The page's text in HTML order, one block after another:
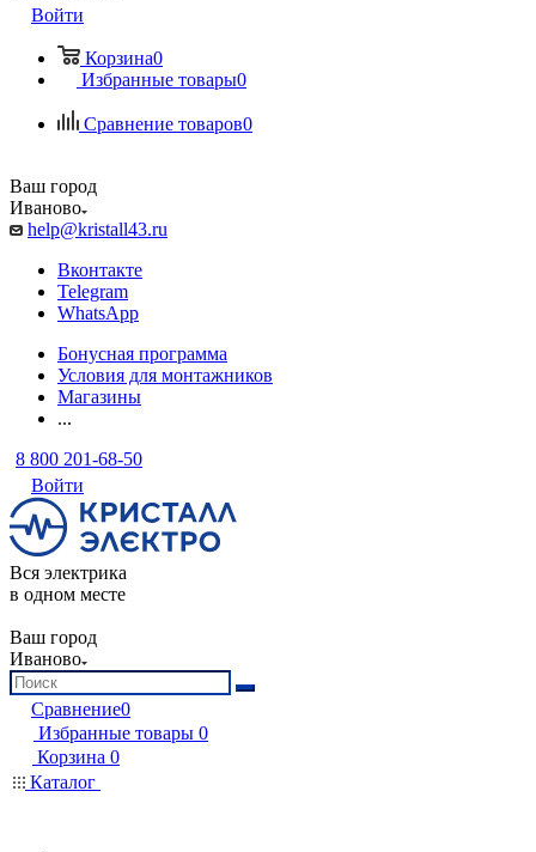
Войти
Корзина0
Избранные товары0
Сравнение товаров0
Ваш город
Иваново
help@kristall43.ru
Вконтакте
Telegram
WhatsApp
Бонусная программа
Условия для монтажников
Магазины
...
8 800 201-68-50
Войти
Вся электрика
в одном месте
Ваш город
Иваново
Сравнение0
Избранные товары 0
Корзина 0
Каталог